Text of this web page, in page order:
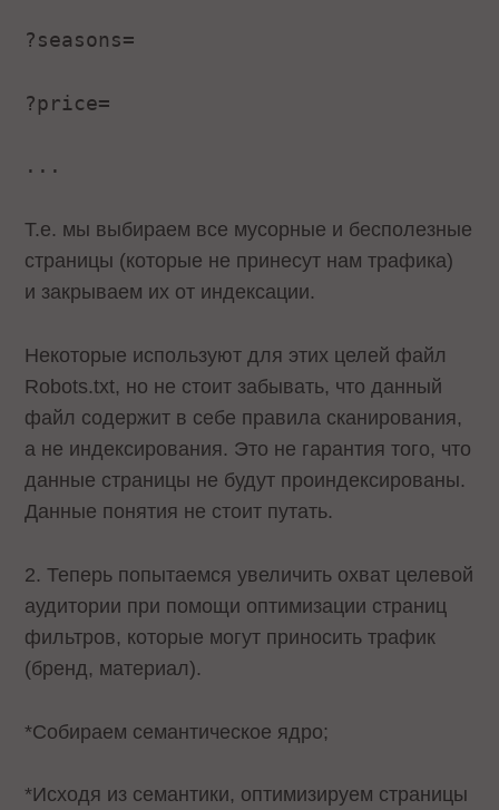
?seasons=
?price=
...
Т.е. мы выбираем все мусорные и бесполезные
страницы (которые не принесут нам трафика)
и закрываем их от индексации.
Некоторые используют для этих целей файл
Robots.txt, но не стоит забывать, что данный
файл содержит в себе правила сканирования,
а не индексирования. Это не гарантия того, что
данные страницы не будут проиндексированы.
Данные понятия не стоит путать.
2. Теперь попытаемся увеличить охват целевой
аудитории при помощи оптимизации страниц
фильтров, которые могут приносить трафик
(бренд, материал).
*Собираем семантическое ядро;
*Исходя из семантики, оптимизируем страницы